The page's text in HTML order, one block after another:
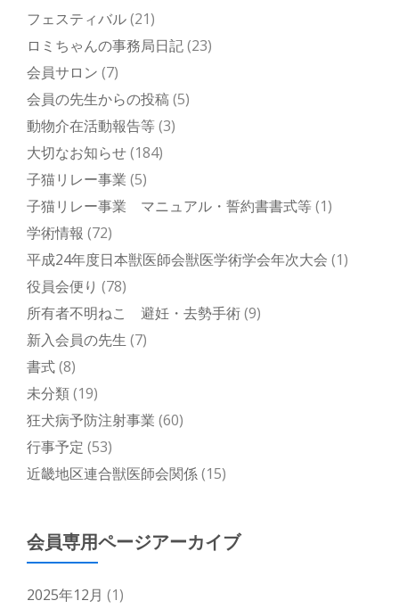
フェスティバル(21)
ロミちゃんの事務局日記(23)
会員サロン (7)
会員の先生からの投稿(5)
動物介在活動報告等(3)
大切なお知らせ(184)
子猫リレー事業 (5)
子猫リレー事業 マニュアル・誓約書書式等(1)
学術情報 (72)
平成24年度日本獣医師会獣医学術学会年次大会 (1)
役員会便り (78)
所有者不明ねこ 避妊・去勢手術(9)
新入会員の先生 (7)
書式(8)
未分類(19)
狂犬病予防注射事業 (60)
行事予定 (53)
近畿地区連合獣医師会関係(15)
会員専用ページアーカイブ
2025年12月 (1)